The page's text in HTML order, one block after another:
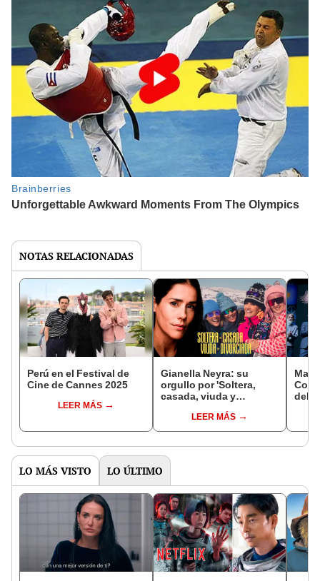
NOTAS RELACIONADAS
Perú en el Festival de
Cine de Cannes 2025
LEER MÁS
Gianella Neyra: su
orgullo por 'Soltera,
casada, viuda y
sobre la exportación del
cine peruano
LEER MÁS
del
LO MÁS VISTO LO ÚLTIMO